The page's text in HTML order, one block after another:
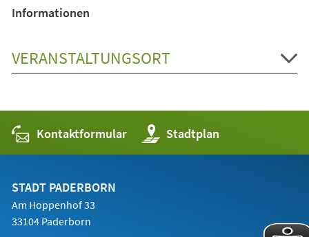
Informationen
VERANSTALTUNGSORT
Kontaktformular Stadtplan
(Öffnet
in
einem
STADT PADERBORN
Am Hoppenhof 33
33104 Paderborn